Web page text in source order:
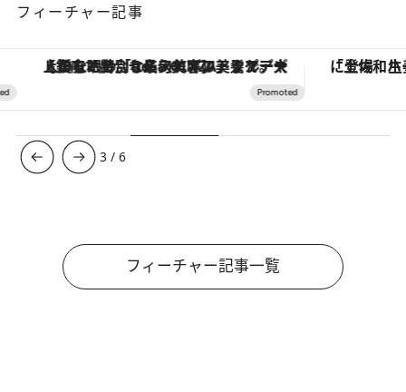
フィーチャー記事
【銀座で出合う最旬美容】美髪ケアや上質な眠り…セルフケアのアップデートから、特別な名入れギフトまで。大人のための「ReFa GINZA」クルーズ
3 /6
フィーチャー記事一覧